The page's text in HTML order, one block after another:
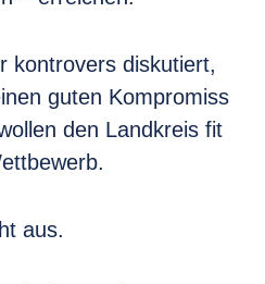
kontrovers diskutiert,
guten Kompromiss
den Landkreis fit
aus.